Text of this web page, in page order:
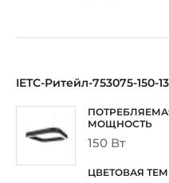
IETC-Ритейл-753075-150-
150 Вт